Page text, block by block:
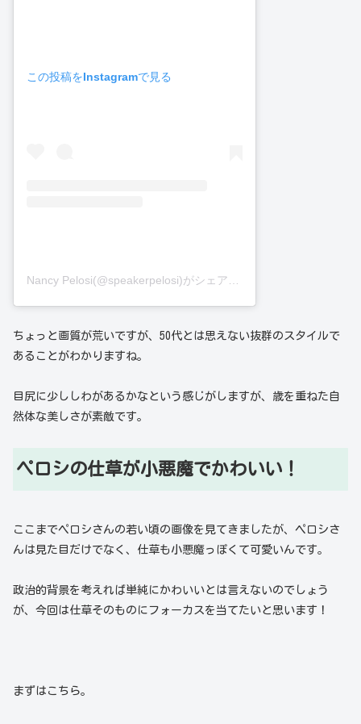
この投稿をInstagramで見る
ちょっと画質が荒いですが、50代とは思えない抜群のスタイルで
あることがわかりますね。
目尻に少ししわがあるかなという感じがしますが、歳を重ねた自
然体な美しさが素敵です。
ペロシの仕草が小悪魔でかわいい！
ここまでペロシさんの若い頃の画像を見てきましたが、ペロシさ
んは見た目だけでなく、仕草も小悪魔っぽくて可愛いんです。
政治的背景を考えれば単純にかわいいとは言えないのでしょう
が、今回は仕草そのものにフォーカスを当てたいと思います！
まずはこちら。